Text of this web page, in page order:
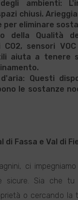
ambienti:
chiusi.
per eliminare
della Qualità
sensori
aiuta a tenere
Questi
le sostanze
di Fassa e Val di
ci
sicure. Sia che
o cercando la